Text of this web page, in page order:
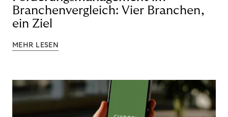
Branchenvergleich: Vier Branchen,
ein Ziel
MEHR LESEN